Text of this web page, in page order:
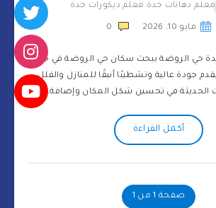
معلم دهانات جدة معلم ديكورات جدة
مايو 10, 2026 0
حي الروضة يبحث سكان حي الروضة في جدة
جودة عالية وتشطيبًا أنيقًا للمنازل والفلل.
الحديثة في تحسين شكل المكان وإضافة…
أكمل القراءة
صفحة 1 من 1